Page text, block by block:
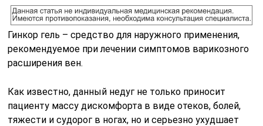
Гинкор гель – средство для наружного применения,
рекомендуемое при лечении симптомов варикозного
расширения вен.
Как известно, данный недуг не только приносит
пациенту массу дискомфорта в виде отеков, болей,
тяжести и судорог в ногах, но и серьезно ухудшает